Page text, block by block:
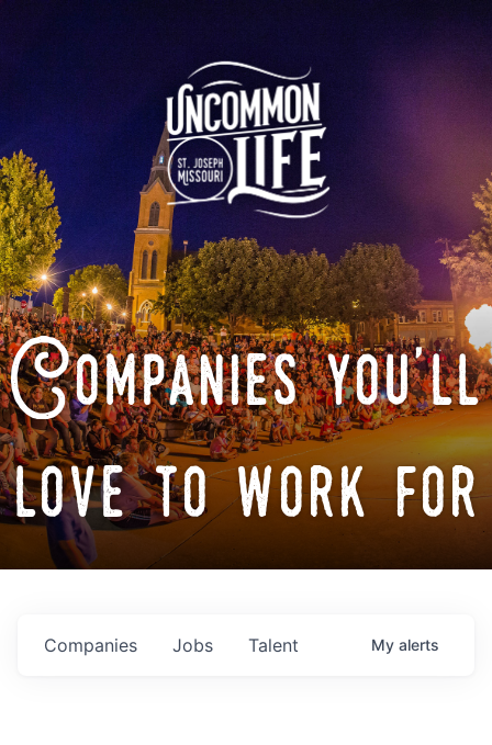
Companies you'll
love to work for
Jobs
Companies Talent My alerts